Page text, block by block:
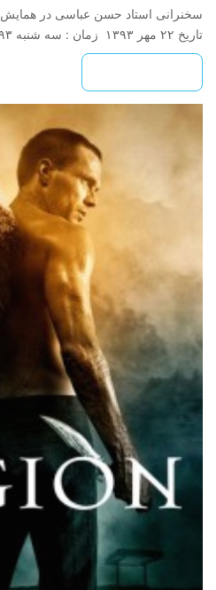
سخنرانی استاد حسن عباسی در همایش
تاریخ ۲۲ مهر ۱۳۹۳ زمان : سه شنبه ۲۲/۷/۹۳ ساعت ۱۵ مکان…